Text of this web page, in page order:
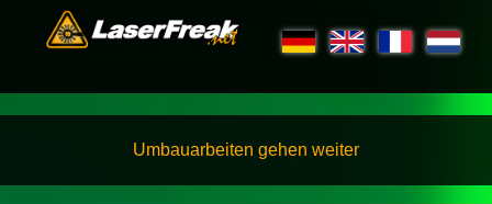
Umbauarbeiten gehen weiter